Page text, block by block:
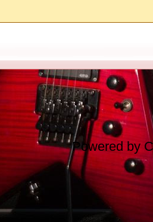
Powered by